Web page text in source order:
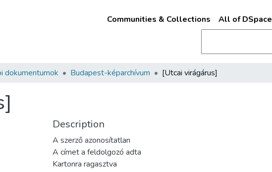
Communities & Collections All of DSpace
dokumentumok Budapest-képarchívum [Utcai virágárus]
Description
A szerző azonosítatlan
A címet a feldolgozó adta
Kartonra ragasztva